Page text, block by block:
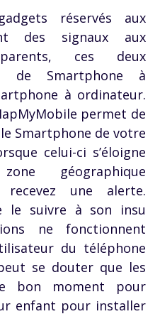
réservés aux
des signaux aux
ces deux
de Smartphone à
à ordinateur.
permet de
Smartphone de votre
celui-ci s’éloigne
géographique
recevez une alerte.
le suivre à son insu
ne fonctionnent
du téléphone
se douter que les
bon moment pour
enfant pour installer